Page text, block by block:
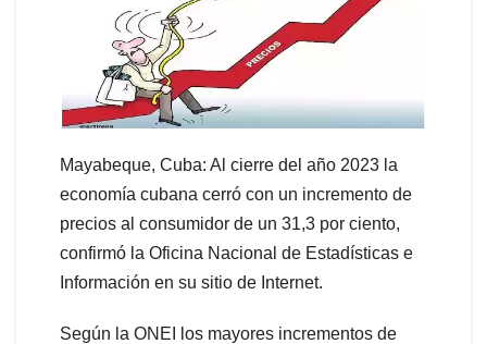
Mayabeque, Cuba: Al cierre del año 2023 la
economía cubana cerró con un incremento de
precios al consumidor de un 31,3 por ciento,
confirmó la Oficina Nacional de Estadísticas e
Información en su sitio de Internet.
Según la ONEI los mayores incrementos de